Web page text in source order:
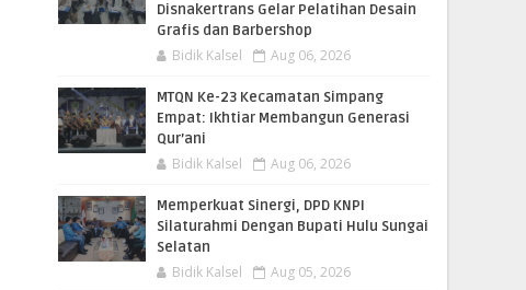
Disnakertrans Gelar Pelatihan Desain
Grafis dan Barbershop
Bidik Kalsel Aug 06, 2026
MTQN Ke-23 Kecamatan Simpang
Empat: Ikhtiar Membangun Generasi
Qur’ani
Bidik Kalsel Aug 06, 2026
Memperkuat Sinergi, DPD KNPI
Silaturahmi Dengan Bupati Hulu Sungai
Selatan
Bidik Kalsel Aug 05, 2026